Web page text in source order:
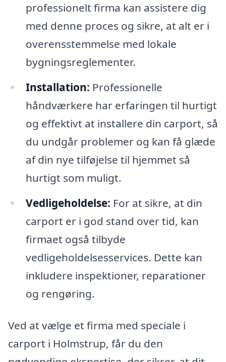
professionelt firma kan assistere dig
med denne proces og sikre, at alt er i
overensstemmelse med lokale
bygningsreglementer.
Installation: Professionelle
håndværkere har erfaringen til hurtigt
og effektivt at installere din carport, så
du undgår problemer og kan få glæde
af din nye tilføjelse til hjemmet så
hurtigt som muligt.
Vedligeholdelse: For at sikre, at din
carport er i god stand over tid, kan
firmaet også tilbyde
vedligeholdelsesservices. Dette kan
inkludere inspektioner, reparationer
og rengøring.
Ved at vælge et firma med speciale i
carport i Holmstrup, får du den